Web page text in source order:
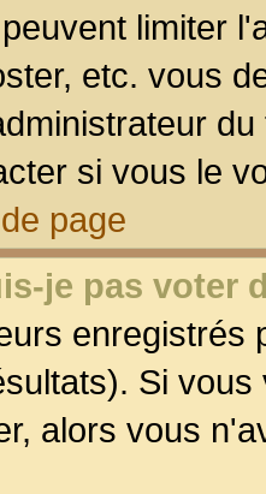
limiter
etc. vous
si vous le
page
je pas voter
enregistrés
Si
alors vous